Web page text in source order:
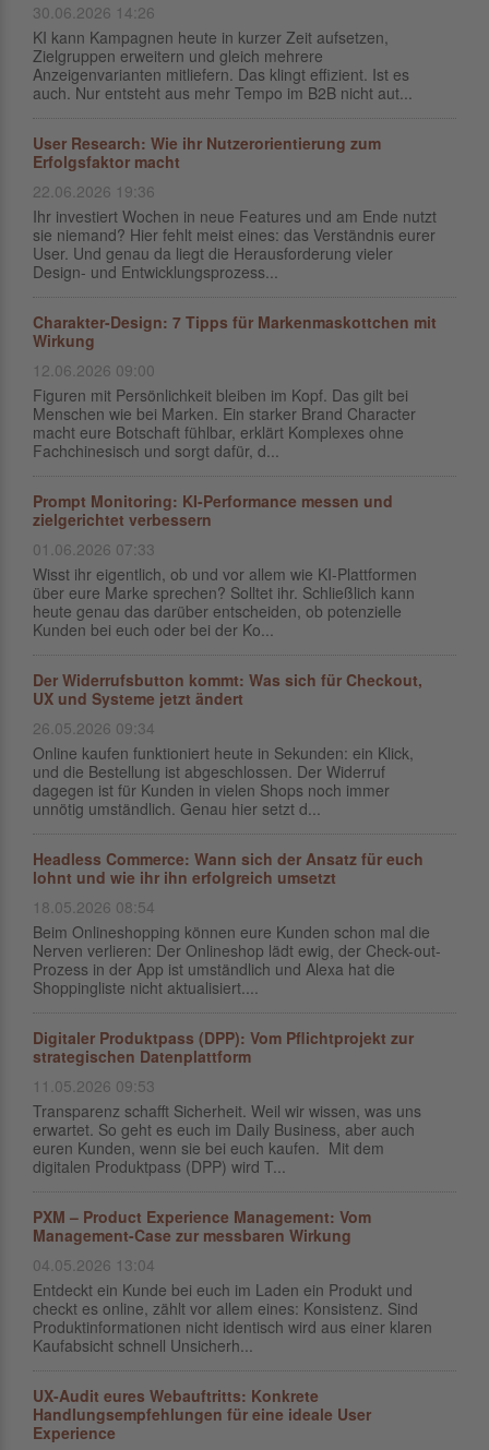
30.06.2026 14:26
KI kann Kampagnen heute in kurzer Zeit aufsetzen,
Zielgruppen erweitern und gleich mehrere
Anzeigenvarianten mitliefern. Das klingt effizient. Ist es
auch. Nur entsteht aus mehr Tempo im B2B nicht aut...
User Research: Wie ihr Nutzerorientierung zum
Erfolgsfaktor macht
22.06.2026 19:36
Ihr investiert Wochen in neue Features und am Ende nutzt
sie niemand? Hier fehlt meist eines: das Verständnis eurer
User. Und genau da liegt die Herausforderung vieler
Design- und Entwicklungsprozess...
Charakter-Design: 7 Tipps für Markenmaskottchen mit
Wirkung
12.06.2026 09:00
Figuren mit Persönlichkeit bleiben im Kopf. Das gilt bei
Menschen wie bei Marken. Ein starker Brand Character
macht eure Botschaft fühlbar, erklärt Komplexes ohne
Fachchinesisch und sorgt dafür, d...
Prompt Monitoring: KI-Performance messen und
zielgerichtet verbessern
01.06.2026 07:33
Wisst ihr eigentlich, ob und vor allem wie KI-Plattformen
über eure Marke sprechen? Solltet ihr. Schließlich kann
heute genau das darüber entscheiden, ob potenzielle
Kunden bei euch oder bei der Ko...
Der Widerrufsbutton kommt: Was sich für Checkout,
UX und Systeme jetzt ändert
26.05.2026 09:34
Online kaufen funktioniert heute in Sekunden: ein Klick,
und die Bestellung ist abgeschlossen. Der Widerruf
dagegen ist für Kunden in vielen Shops noch immer
unnötig umständlich. Genau hier setzt d...
Headless Commerce: Wann sich der Ansatz für euch
lohnt und wie ihr ihn erfolgreich umsetzt
18.05.2026 08:54
Beim Onlineshopping können eure Kunden schon mal die
Nerven verlieren: Der Onlineshop lädt ewig, der Check-out-
Prozess in der App ist umständlich und Alexa hat die
Shoppingliste nicht aktualisiert....
Digitaler Produktpass (DPP): Vom Pflichtprojekt zur
strategischen Datenplattform
11.05.2026 09:53
Transparenz schafft Sicherheit. Weil wir wissen, was uns
erwartet. So geht es euch im Daily Business, aber auch
euren Kunden, wenn sie bei euch kaufen. Mit dem
digitalen Produktpass (DPP) wird T...
PXM – Product Experience Management: Vom
Management-Case zur messbaren Wirkung
04.05.2026 13:04
Entdeckt ein Kunde bei euch im Laden ein Produkt und
checkt es online, zählt vor allem eines: Konsistenz. Sind
Produktinformationen nicht identisch wird aus einer klaren
Kaufabsicht schnell Unsicherh...
UX-Audit eures Webauftritts: Konkrete
Handlungsempfehlungen für eine ideale User
Experience